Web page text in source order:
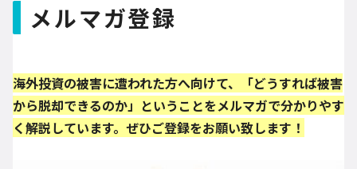
メルマガ登録
海外投資の被害に遭われた方へ向けて、「どうすれば被害
から脱却できるのか」ということをメルマガで分かりやす
く解説しています。ぜひご登録をお願い致します！